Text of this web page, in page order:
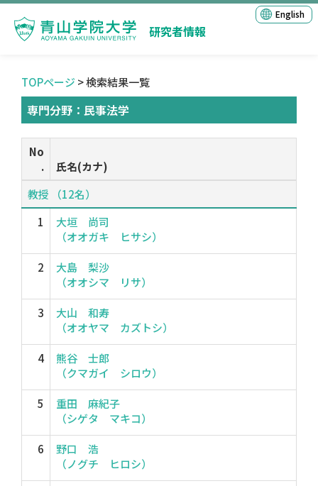
研究者情報
English
TOPページ > 検索結果一覧
専門分野：民事法学
No
.
氏名(カナ)
教授 （12名）
1
大垣 尚司
（オオガキ ヒサシ）
2
大島 梨沙
（オオシマ リサ）
3
大山 和寿
（オオヤマ カズトシ）
4
熊谷 士郎
（クマガイ シロウ）
5
重田 麻紀子
（シゲタ マキコ）
6
野口 浩
（ノグチ ヒロシ）